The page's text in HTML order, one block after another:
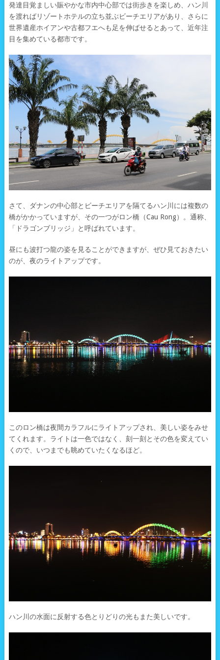
発達目覚ましい賑やかな市内中心部では街歩きを楽しめ、ハン川
を渡ればリゾートホテルの立ち並ぶビーチエリアがあり、さらに
世界遺産ホイアンや古都フエへも足を伸ばせるとあって、近年注
目を集めている都市です。
さて、ダナンの中心部とビーチエリアを隔てるハン川には複数の
橋がかかっていますが、その一つがロン橋（Cau Rong）。通称、
「ドラゴンブリッジ」と呼ばれています。
昼にも波打つ龍の姿を見ることができますが、ぜひ見ておきたい
のが、夜のライトアップです。
このロン橋は夜間カラフルにライトアップされ、美しい姿をみせ
てくれます。ライトは一色ではなく、刻一刻とその色を変えてい
くので、いつまでも眺めていたくなるほど。
ハン川の水面に反射する色とりどりの光もまた美しいです。